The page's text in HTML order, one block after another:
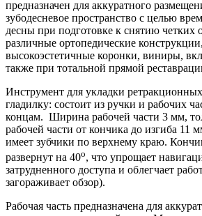
предназначен для аккуратного
зубодесневое пространство с целью
десны при подготовке к снятию четких
различные ортопедические
высокоэстетичные коронки, виниры,
также при тотальной прямой
Инструмент для укладки
гладилку: состоит из ручки и рабочих
концам. Ширина рабочей части 3 мм,
рабочей части от кончика до изгиба 11
имеет зубчики по верхнему краю.
развернут на 40о, что упрощает
затрудненного доступа и облегчает
загораживает обзор).
Рабочая часть предназначена для